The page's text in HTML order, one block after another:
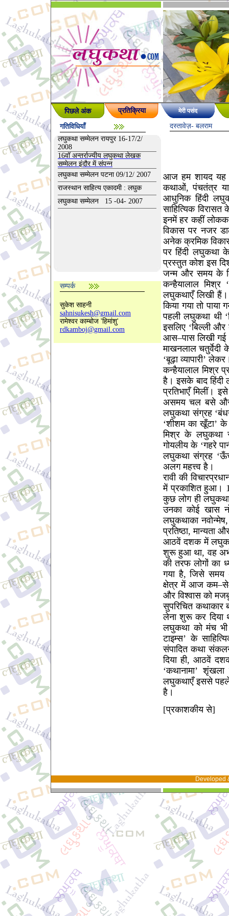
पिछले अंक प्रतिक्रिया मेरी पसंद
गतिविधियाँ
लघुकथा सम्मेलन रायपुर 16-17/2/
2008
16वॉ अन्तर्राज्यीय लघुकथा लेखक
सम्मेलन इंदौर में संपन्न
लघुकथा सम्मेलन पटना 09/12/ 2007
राजस्थान साहित्य एकादमी : लघुक
लघुकथा सम्मेलन 15 -04- 2007
सम्पर्क
सुकेश साहनी
sahnisukesh@gmail.com
रामेश्वर काम्बोज 'हिमांशु'
rdkamboj@gmail.com
दस्तावेज़- बलराम
आज हम शायद यह
कथाओं, पंचतंत्र
आधुनिक हिंदी
साहित्यिक
इनमें हर कहीं
विकास पर नजर
अनेक क्रमिक
पर हिंदी लघुकथा
प्रस्तुत कोश इस
जन्म और समय के
कन्हैयालाल मिश्र
लघुकथाएँ लिखी
किया गया तो
पहली लघुकथा थी
इसलिए ‘बिल्ली
आस–पास लिखी
माखनलाल
‘बूढ़ा व्यापारी’
कन्हैयालाल मिश्र
है। इसके बाद
प्रतिभाएँ मिलीं।
असमय चल बसे और
लघुकथा संग्रह
‘शीशम का खूँटा’
मिश्र के लघुकथा
गोयलीय के ‘गहरे
लघुकथा संग्रह
अलग महत्त्व है।
रावी की
में प्रकाशित हुआ।
कुछ लोग ही
उनका कोई खास
लघुकथाका
प्रतिष्ठा, मान्यता
आठवें दशक में
शुरू हुआ था, वह
की तरफ लोगों का
गया है, जिसे
क्षेत्र में आज
और विश्वास को
सुपरिचित
लेना शुरू कर दिया
लघुकथा को मंच भी
टाइम्स’ के
संपादित कथा
दिया ही, आठवें
‘कथानामा’
लघुकथाएँ इससे
है।
[प्रकाशकीय से]
Developed